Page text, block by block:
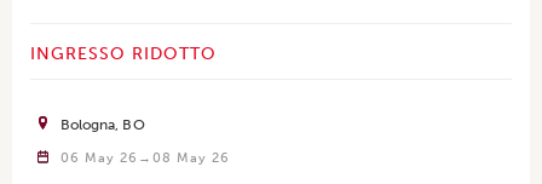
INGRESSO RIDOTTO
Bologna BO
06 May 26 08 May 26